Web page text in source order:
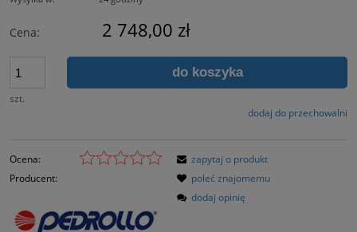
Cena: 2 748,00 zł
szt.
do koszyka
dodaj do przechowalni
Ocena:
Producent:
zapytaj o produkt
poleć znajomemu
dodaj opinię